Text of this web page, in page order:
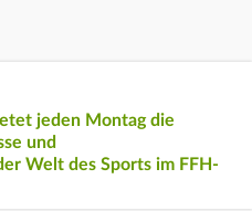
jeden Montag die
und
Welt des Sports im FFH-